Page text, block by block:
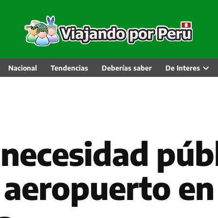
Nacional Tendencias Deberías saber De Interes
en